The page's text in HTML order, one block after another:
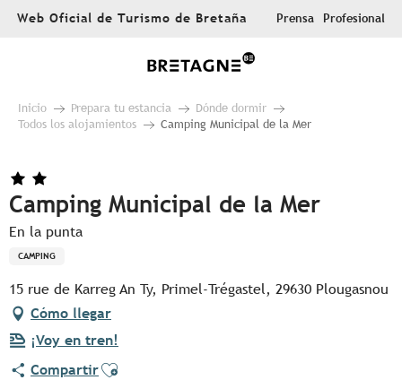
AllerWeb Oficial de Turismo de Bretaña Prensa Profesional
Inicio Prepara tu estancia
Dónde dormir
Todos los alojamientos
Camping Municipal de la Mer
Camping Municipal de la Mer
En la punta
CAMPING
15 rue de Karreg An Ty, Primel-Trégastel, 29630 Plougasnou
Cómo llegar
¡Voy en tren!
CompartirAjouter aux favoris